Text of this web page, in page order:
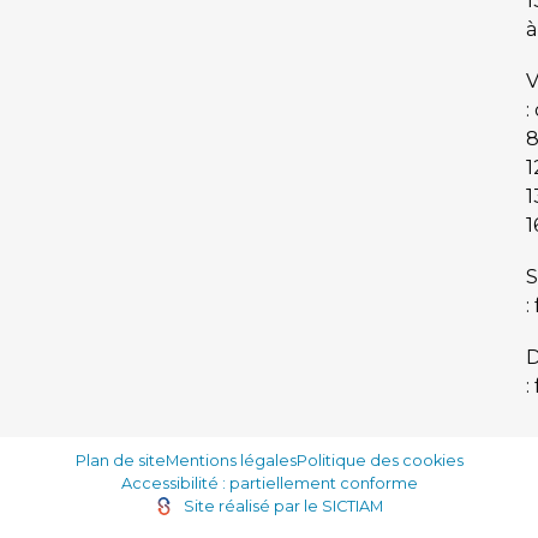
:
:
:
Plan de siteMentions légalesPolitique des cookies
Accessibilité : partiellement conforme
Site réalisé par le SICTIAM